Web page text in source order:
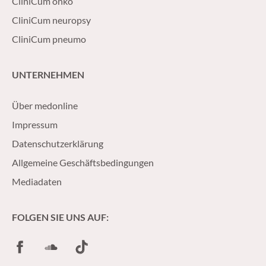
CliniCum neuropsy
CliniCum pneumo
UNTERNEHMEN
Über medonline
Impressum
Datenschutzerklärung
Allgemeine Geschäftsbedingungen
Mediadaten
FOLGEN SIE UNS AUF:
FacebookSoundCloud
TikTok